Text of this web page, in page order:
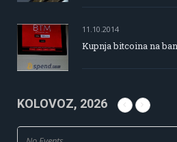
11.10.2014
Kupnja bitcoina na
KOLOVOZ, 2026